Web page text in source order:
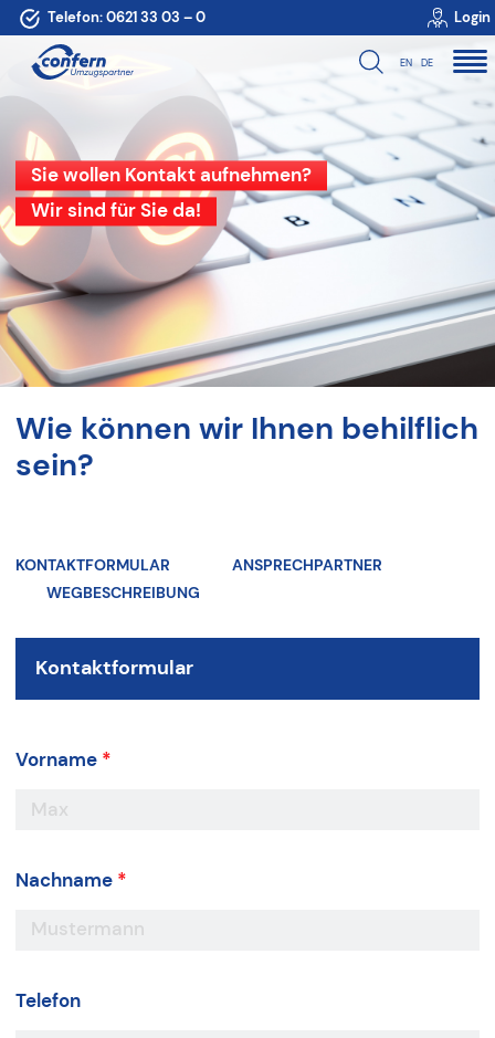
Telefon:0621 33 03 – 0 Login
EN DE
Sie wollen Kontakt aufnehmen?
Wir sind für Sie da!
Wie können wir Ihnen behilflich
sein?
KONTAKTFORMULAR
ANSPRECHPARTNER
WEGBESCHREIBUNG
Kontaktformular
Vorname *
Nachname *
Telefon